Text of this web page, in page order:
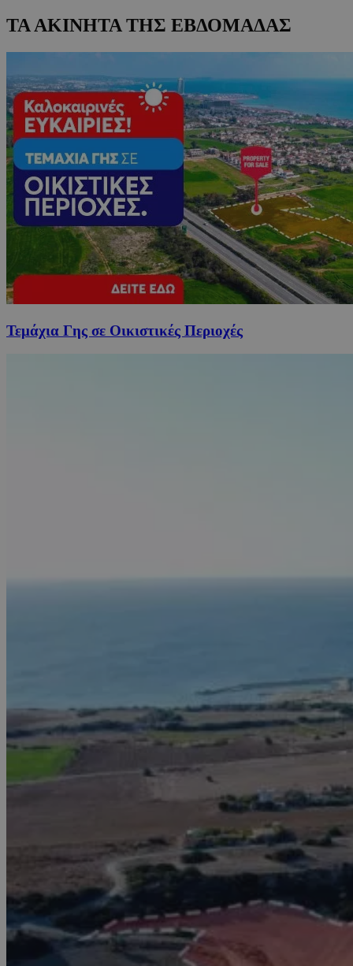
ΤΑ ΑΚΙΝΗΤΑ ΤΗΣ ΕΒΔΟΜΑΔΑΣ
Τεμάχια Γης σε Οικιστικές Περιοχές